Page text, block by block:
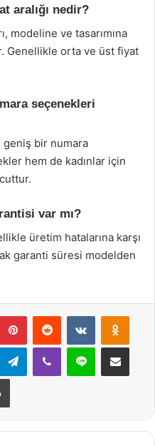
aralığı nedir?
modeline ve tasarımına
Genellikle orta ve üst fiyat
seçenekleri
geniş bir numara
hem de kadınlar için
var mı?
üretim hatalarına karşı
garanti süresi modelden
PinterestReddit VKontakte
TelegramViber Line E-Posta ile
Yazdır